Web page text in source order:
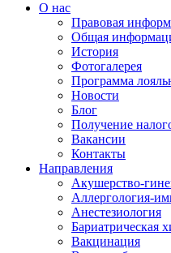
О нас
Правовая
Общая
История
Фотогалерея
Программа
Новости
Блог
Получение
Вакансии
Контакты
Направления
Акушерство-
Аллергология-
Анестезиология
Бариатрическая
Вакцинация